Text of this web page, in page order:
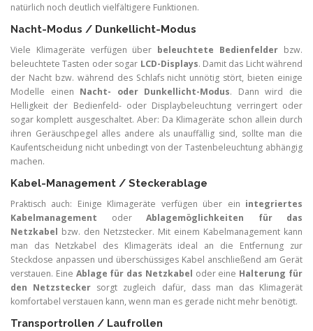
natürlich noch deutlich vielfältigere Funktionen.
Nacht-Modus / Dunkellicht-Modus
Viele Klimageräte verfügen über beleuchtete Bedienfelder bzw.
beleuchtete Tasten oder sogar LCD-Displays. Damit das Licht während
der Nacht bzw. während des Schlafs nicht unnötig stört, bieten einige
Modelle einen Nacht- oder Dunkellicht-Modus. Dann wird die
Helligkeit der Bedienfeld- oder Displaybeleuchtung verringert oder
sogar komplett ausgeschaltet. Aber: Da Klimageräte schon allein durch
ihren Geräuschpegel alles andere als unauffällig sind, sollte man die
Kaufentscheidung nicht unbedingt von der Tastenbeleuchtung abhängig
machen.
Kabel-Management / Steckerablage
Praktisch auch: Einige Klimageräte verfügen über ein integriertes
Kabelmanagement oder Ablagemöglichkeiten für das
Netzkabel bzw. den Netzstecker. Mit einem Kabelmanagement kann
man das Netzkabel des Klimageräts ideal an die Entfernung zur
Steckdose anpassen und überschüssiges Kabel anschließend am Gerät
verstauen. Eine Ablage für das Netzkabel oder eine Halterung für
den Netzstecker sorgt zugleich dafür, dass man das Klimagerät
komfortabel verstauen kann, wenn man es gerade nicht mehr benötigt.
Transportrollen / Laufrollen